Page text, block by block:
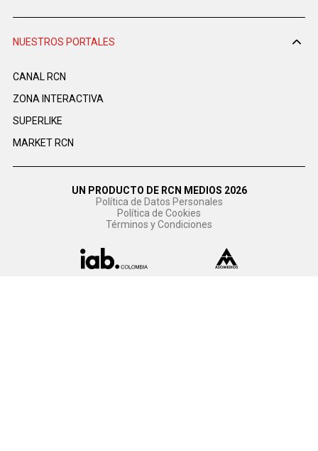
NUESTROS PORTALES
CANAL RCN
ZONA INTERACTIVA
SUPERLIKE
MARKET RCN
UN PRODUCTO DE RCN MEDIOS 2026
Política de Datos Personales
Política de Cookies
Términos y Condiciones